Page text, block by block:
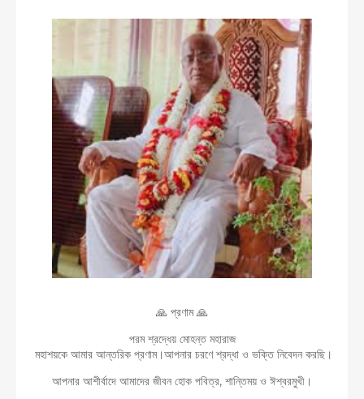
🙏 প্রণাম 🙏
পরম শ্রদ্ধেয় মোহন্ত মহারাজ
মহাশয়কে আমার আন্তরিক প্রণাম।আপনার চরণে শ্রদ্ধা ও ভক্তি নিবেদন করছি।
আপনার আশীর্বাদে আমাদের জীবন হোক পবিত্র, শান্তিময় ও ঈশ্বরমুখী।